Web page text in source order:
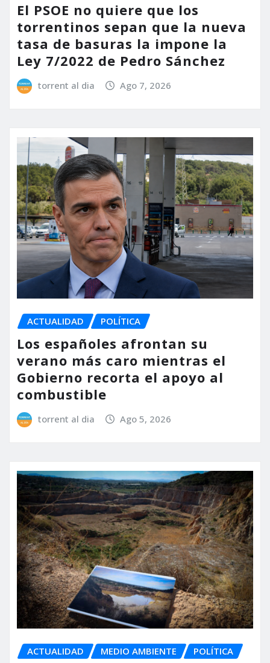
El PSOE no quiere que los
torrentinos sepan que la nueva
tasa de basuras la impone la
Ley 7/2022 de Pedro Sánchez
torrent al dia Ago 7, 2026
ACTUALIDAD POLÍTICA
Los españoles afrontan su
verano más caro mientras el
Gobierno recorta el apoyo al
combustible
torrent al dia Ago 5, 2026
ACTUALIDAD MEDIO AMBIENTE POLÍTICA